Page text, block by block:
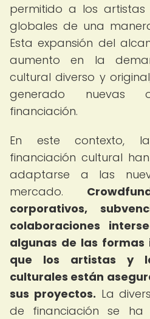
permitido a los
globales de una
Esta expansión del
aumento en la
cultural diverso y
generado nuevas
financiación.
En este contexto,
financiación cultural
adaptarse a las
mercado.
corporativos,
colaboraciones
algunas de las formas
que los artistas y
culturales están
sus proyectos. La
de financiación se ha